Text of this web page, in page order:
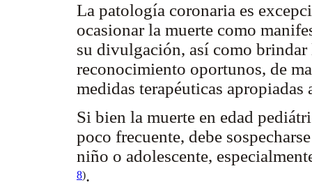
La patología coronaria es
ocasionar la muerte como
su divulgación, así como brindar
reconocimiento oportunos, de
medidas terapéuticas
Si bien la muerte en edad
poco frecuente, debe
niño o adolescente,
8).